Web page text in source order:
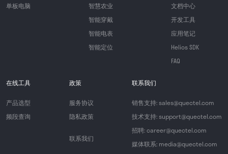
单板电脑
智慧农业
智能穿戴
智能电表
智能定位
文档中心
开发工具
应用笔记
Helios SDK
FAQ
在线工具
产品选型
频段查询
政策
服务协议
隐私政策
联系我们
联系我们
销售支持: sales@quectel.com
技术支持: support@quectel.com
招聘: career@quectel.com
媒体联系: media@quectel.com